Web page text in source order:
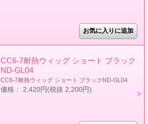
CC6-7耐熱ウィッグ ショート ブラック
ND-GL04
CC6-7耐熱ウィッグ ショート ブラックND-GL04
価格： 2,420円(税抜 2,200円)